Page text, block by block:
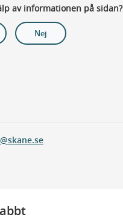
av informationen på sidan?
Nej